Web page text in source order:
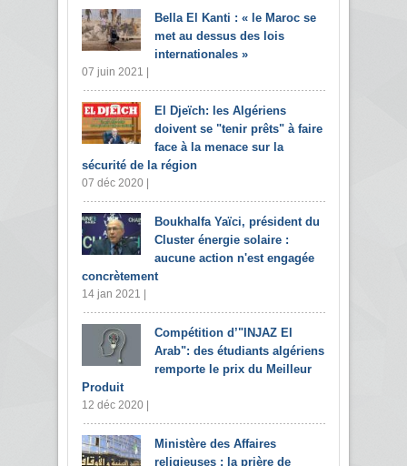
Bella El Kanti : « le Maroc se
met au dessus des lois
internationales »
07 juin 2021 |
El Djeïch: les Algériens
doivent se "tenir prêts" à faire
face à la menace sur la
sécurité de la région
07 déc 2020 |
Boukhalfa Yaïci, président du
Cluster énergie solaire :
aucune action n'est engagée
concrètement
14 jan 2021 |
Compétition d’"INJAZ El
Arab": des étudiants algériens
remporte le prix du Meilleur
Produit
12 déc 2020 |
Ministère des Affaires
religieuses : la prière de